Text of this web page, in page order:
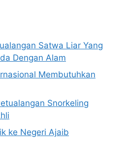
Satwa Liar Yang
Dengan Alam
Membutuhkan
Snorkeling
ke Negeri Ajaib